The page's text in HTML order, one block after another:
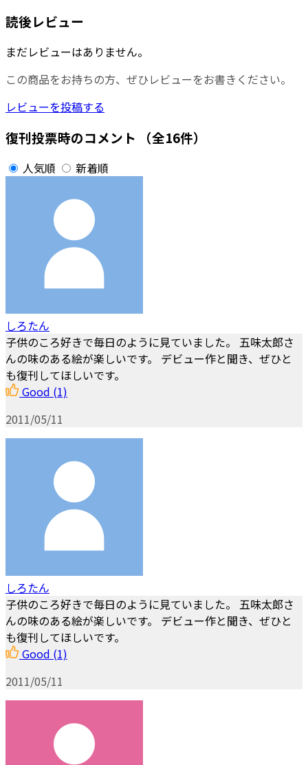
読後レビュー
まだレビューはありません。
この商品をお持ちの方、ぜひレビューをお書きください。
レビューを投稿する
復刊投票時のコメント （全16件）
人気順 新着順
しろたん
子供のころ好きで毎日のように見ていました。 五味太郎さ
んの味のある絵が楽しいです。 デビュー作と聞き、ぜひと
も復刊してほしいです。
Good (1)
2011/05/11
しろたん
子供のころ好きで毎日のように見ていました。 五味太郎さ
んの味のある絵が楽しいです。 デビュー作と聞き、ぜひと
も復刊してほしいです。
Good (1)
2011/05/11